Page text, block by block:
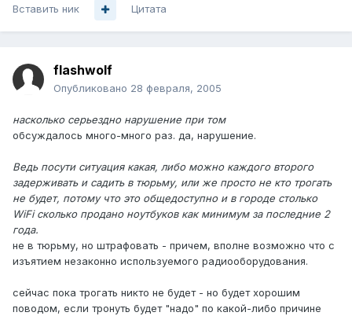
Вставить ник Цитата
flashwolf
Опубликовано 28 февраля, 2005
насколько серьездно нарушение при том
обсуждалось много-много раз. да, нарушение.
Ведь посути ситуация какая, либо можно каждого второго
задерживать и садить в тюрьму, или же просто не кто трогать
не будет, потому что это общедоступно и в городе столько
WiFi сколько продано ноутбуков как минимум за последние 2
года.
не в тюрьму, но штрафовать - причем, вполне возможно что с
изъятием незаконно используемого радиооборудования.
сейчас пока трогать никто не будет - но будет хорошим
поводом, если тронуть будет "надо" по какой-либо причине